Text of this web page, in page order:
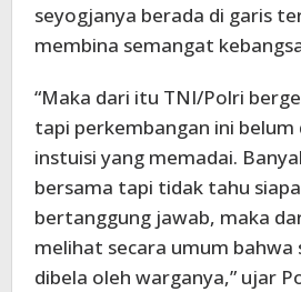
seyogjanya berada di garis
membina semangat
“Maka dari itu TNI/Polri
tapi perkembangan ini
instuisi yang memadai.
bersama tapi tidak tahu
bertanggung jawab, maka
melihat secara umum bahwa
dibela oleh warganya,” ujar